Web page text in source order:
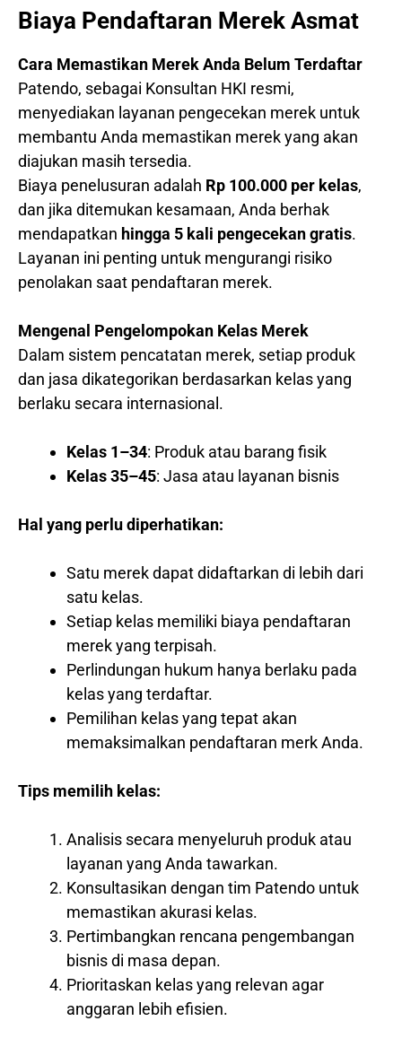
Biaya Pendaftaran Merek Asmat
Cara Memastikan Merek Anda Belum Terdaftar
Patendo, sebagai Konsultan HKI resmi,
menyediakan layanan pengecekan merek untuk
membantu Anda memastikan merek yang akan
diajukan masih tersedia.
Biaya penelusuran adalah Rp 100.000 per kelas,
dan jika ditemukan kesamaan, Anda berhak
mendapatkan hingga 5 kali pengecekan gratis.
Layanan ini penting untuk mengurangi risiko
penolakan saat pendaftaran merek.
Mengenal Pengelompokan Kelas Merek
Dalam sistem pencatatan merek, setiap produk
dan jasa dikategorikan berdasarkan kelas yang
berlaku secara internasional.
Kelas 1–34: Produk atau barang fisik
Kelas 35–45: Jasa atau layanan bisnis
Hal yang perlu diperhatikan:
Satu merek dapat didaftarkan di lebih dari
satu kelas.
Setiap kelas memiliki biaya pendaftaran
merek yang terpisah.
Perlindungan hukum hanya berlaku pada
kelas yang terdaftar.
Pemilihan kelas yang tepat akan
memaksimalkan pendaftaran merk Anda.
Tips memilih kelas:
Analisis secara menyeluruh produk atau
layanan yang Anda tawarkan.
Konsultasikan dengan tim Patendo untuk
memastikan akurasi kelas.
Pertimbangkan rencana pengembangan
bisnis di masa depan.
Prioritaskan kelas yang relevan agar
anggaran lebih efisien.